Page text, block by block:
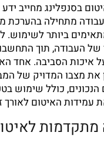
בסנפלינג מחייב
עבודה מתחילה בהערכת
ביותר לשימוש.
של העבודה, תוך
איכות הסביבה. אחד
את מצבו המדויק של
כולל שימוש
עמידות האיטום לאורך
מתקדמות